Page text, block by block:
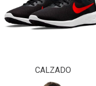
CALZADO